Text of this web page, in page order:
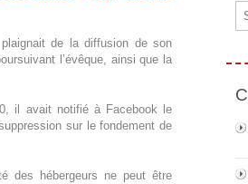
de la diffusion de son
l’évêque, ainsi que la
il avait notifié à Facebook le
sur le fondement de
des hébergeurs ne peut être